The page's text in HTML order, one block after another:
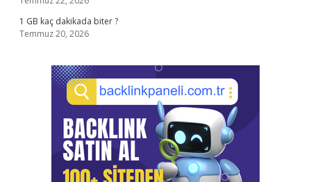
1 GB kaç dakikada biter ?
Temmuz 20, 2026